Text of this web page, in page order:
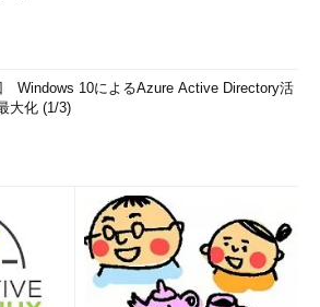
Windows 10によるAzure Active Directory活
大化 (1/3)